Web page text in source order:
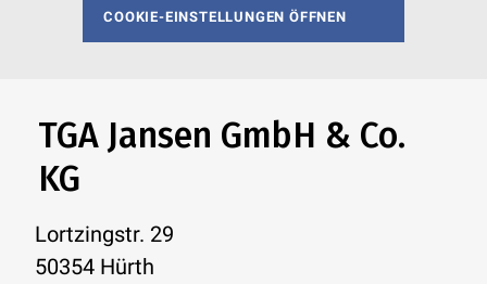
COOKIE-EINSTELLUNGEN ÖFFNEN
TGA Jansen GmbH & Co.
KG
Lortzingstr. 29
50354 Hürth